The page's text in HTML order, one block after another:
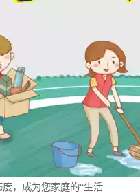
，成为您家庭的“生活